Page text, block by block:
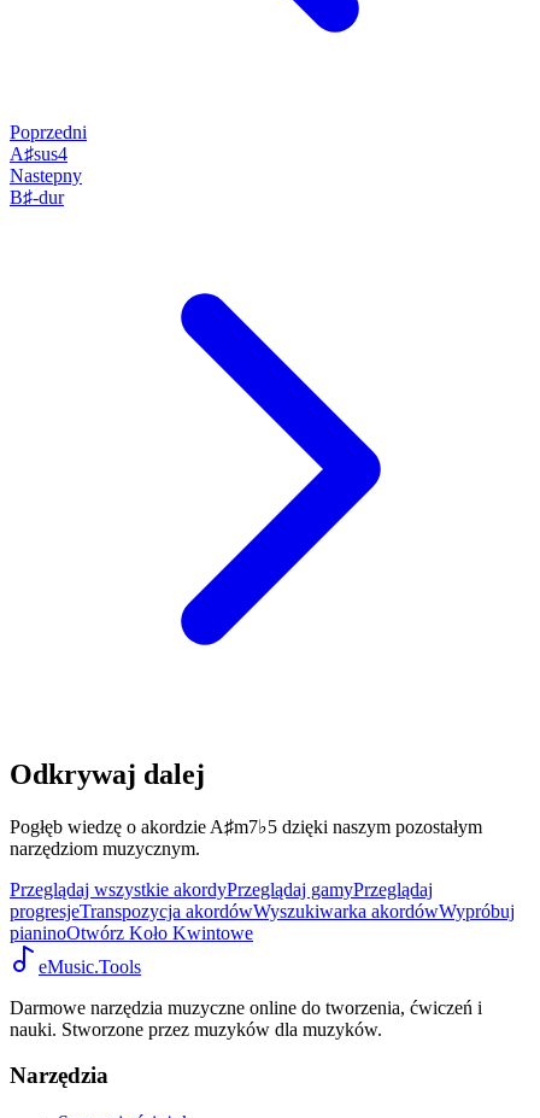
Poprzedni
A♯sus4
Nastepny
B♯-dur
Odkrywaj dalej
Pogłęb wiedzę o akordzie A♯m7♭5 dzięki naszym pozostałym
narzędziom muzycznym.
Przeglądaj wszystkie akordyPrzeglądaj gamyPrzeglądaj
progresjeTranspozycja akordówWyszukiwarka akordówWypróbuj
pianinoOtwórz Koło Kwintowe
eMusic.Tools
Darmowe narzędzia muzyczne online do tworzenia, ćwiczeń i
nauki. Stworzone przez muzyków dla muzyków.
Narzędzia